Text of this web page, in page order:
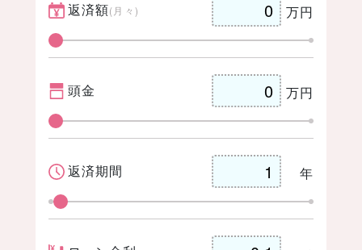
ク
t
返済額(月々) 万円
頭金 万円
返済期間 年